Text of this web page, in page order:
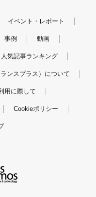
イベント・レポート
事例 動画
人気記事ランキング
ンスプラス）について
用に際して
Cookieポリシー